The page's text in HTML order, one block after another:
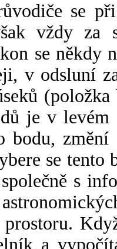
se
vždy za
se někdy
v odsluní
je v
se tento
s
a